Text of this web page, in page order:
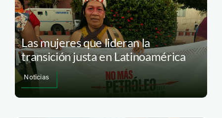
Las mujeres que lideran la
transición justa en Latinoamérica
Noticias